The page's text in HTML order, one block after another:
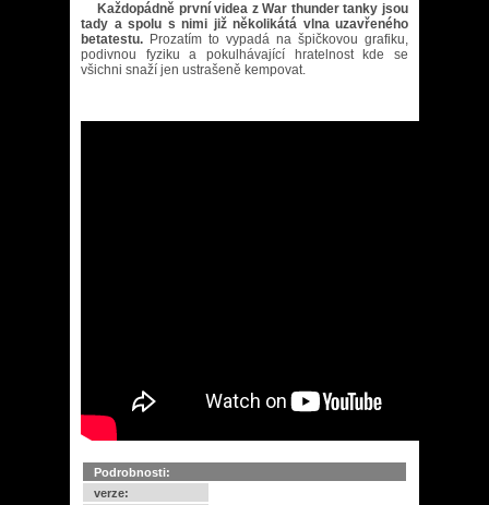
Každopádně první videa z War thunder tanky jsou
tady a spolu s nimi již několikátá vlna uzavřeného
betatestu. Prozatím to vypadá na špičkovou grafiku,
podivnou fyziku a pokulhávající hratelnost kde se
všichni snaží jen ustrašeně kempovat.
Podrobnosti:
verze: